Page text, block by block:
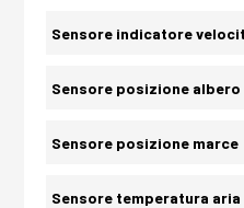
Sensore indicatore
Sensore posizione albero
Sensore posizione marce
Sensore temperatura